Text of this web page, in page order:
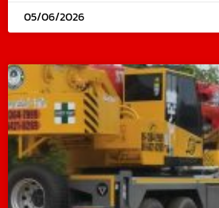
05/06/2026